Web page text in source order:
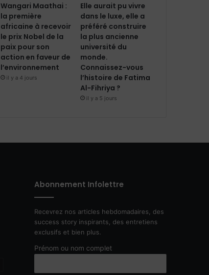
Wangari Maathai :
la première
africaine à recevoir
le prix Nobel de la
paix pour son
action en faveur de
l’environnement
il y a 4 jours
Elle aurait pu vivre
dans le luxe, elle a
préféré construire
la plus ancienne
université du
monde.
Connaissez-vous
l’histoire de Fatima
Al-Fihriya ?
il y a 5 jours
Abonnement Infolettre
Recevrez nos articles hebdomadaires, des
success story inspirants, des entretiens
exclusifs et bien plus.
Prénom ou nom complet